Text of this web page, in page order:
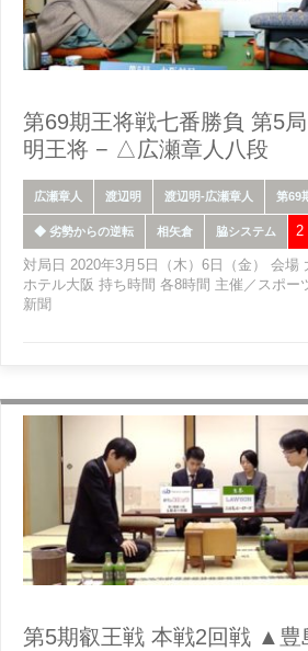
第69期王将戦七番勝負 第5
明王将 − △広瀬章人八段
広瀬章人 渡辺明 渡辺明-広瀬章人 第69
◆ 劣勢からの逆転 相矢倉 脇システム 2
対局日 2020年3月5日（木）6日（金） 会場
ホテル大阪 持ち時間 各8時間 主催／スポー
新聞
第5期叡王戦 本戦2回戦 ▲豊